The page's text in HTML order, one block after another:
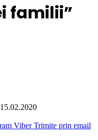
familii”
15.02.2020
Viber Trimite prin email